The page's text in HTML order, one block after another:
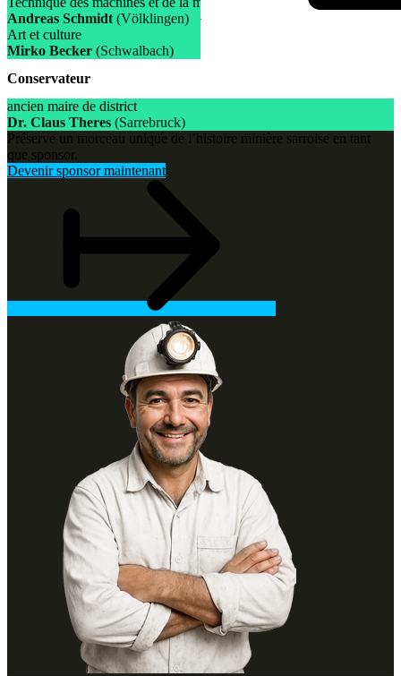
Andreas Schmidt (Völklingen)
Art et culture
Mirko Becker (Schwalbach)
Conservateur
ancien maire de district
Dr. Claus Theres (Sarrebruck)
Préserve un morceau unique de l’histoire minière sarroise en tant
que sponsor.
Devenir sponsor maintenant